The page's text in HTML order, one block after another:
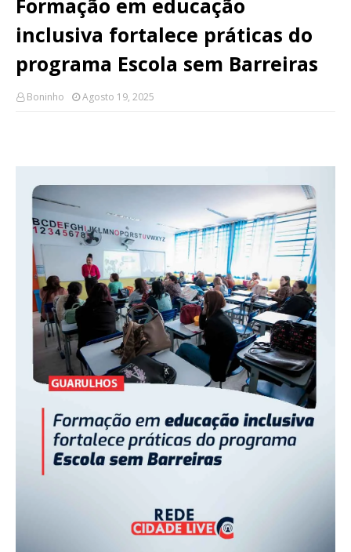
Formação em educação
inclusiva fortalece práticas do
programa Escola sem Barreiras
Boninho Agosto 19, 2025